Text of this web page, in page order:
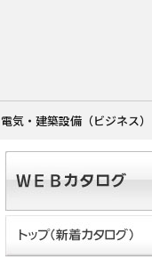
電気・建築設備（ビジネス）